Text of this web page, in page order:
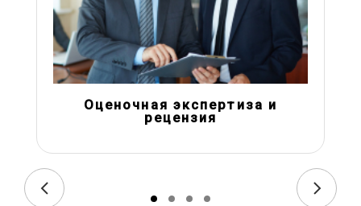
Оценочная экспертиза и
рецензия